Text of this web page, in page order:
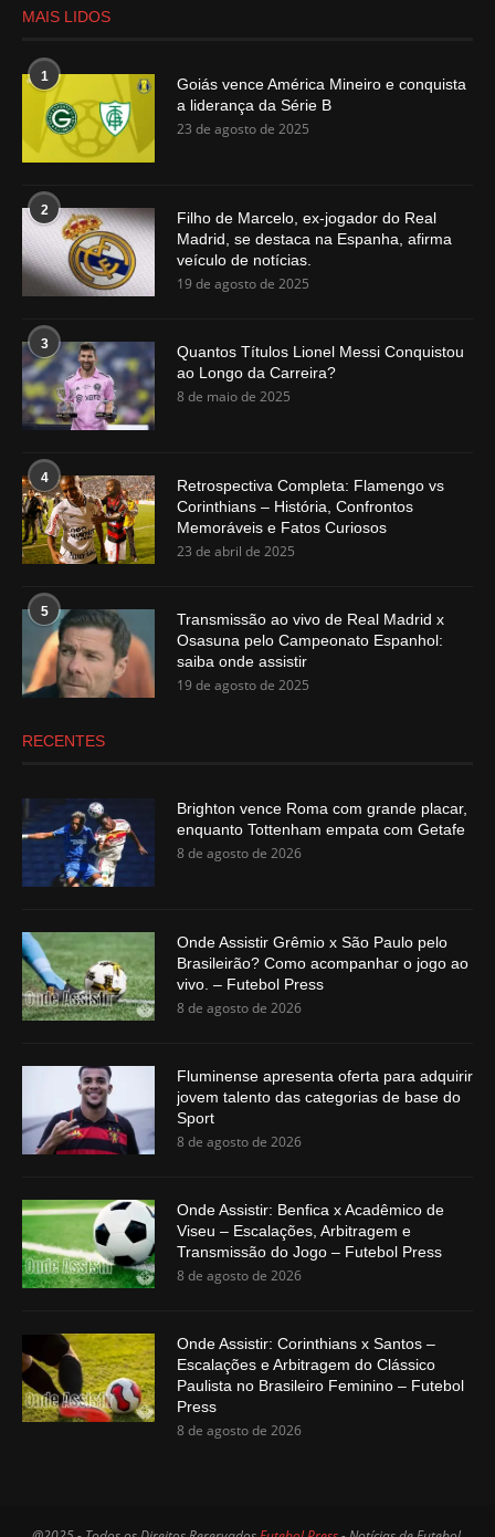
MAIS LIDOS
1
Goiás vence América Mineiro e conquista
a liderança da Série B
23 de agosto de 2025
2
Filho de Marcelo, ex-jogador do Real
Madrid, se destaca na Espanha, afirma
veículo de notícias.
19 de agosto de 2025
3
Quantos Títulos Lionel Messi Conquistou
ao Longo da Carreira?
8 de maio de 2025
4
Retrospectiva Completa: Flamengo vs
Corinthians – História, Confrontos
Memoráveis e Fatos Curiosos
23 de abril de 2025
5
Transmissão ao vivo de Real Madrid x
Osasuna pelo Campeonato Espanhol:
saiba onde assistir
19 de agosto de 2025
RECENTES
Brighton vence Roma com grande placar,
enquanto Tottenham empata com Getafe
8 de agosto de 2026
Onde Assistir Grêmio x São Paulo pelo
Brasileirão? Como acompanhar o jogo ao
vivo. – Futebol Press
8 de agosto de 2026
Fluminense apresenta oferta para adquirir
jovem talento das categorias de base do
Sport
8 de agosto de 2026
Onde Assistir: Benfica x Acadêmico de
Viseu – Escalações, Arbitragem e
Transmissão do Jogo – Futebol Press
8 de agosto de 2026
Onde Assistir: Corinthians x Santos –
Escalações e Arbitragem do Clássico
Paulista no Brasileiro Feminino – Futebol
Press
8 de agosto de 2026